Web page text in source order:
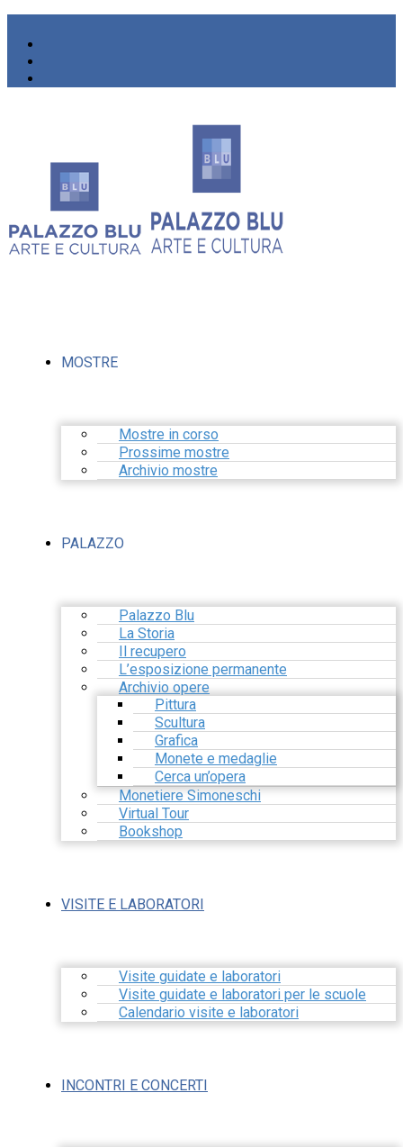
MOSTRE
Mostre in corso
Prossime mostre
Archivio mostre
PALAZZO
Palazzo Blu
La Storia
Il recupero
L’esposizione permanente
Archivio opere
Pittura
Scultura
Grafica
Monete e medaglie
Cerca un’opera
Monetiere Simoneschi
Virtual Tour
Bookshop
VISITE E LABORATORI
Visite guidate e laboratori
Visite guidate e laboratori per le scuole
Calendario visite e laboratori
INCONTRI E CONCERTI